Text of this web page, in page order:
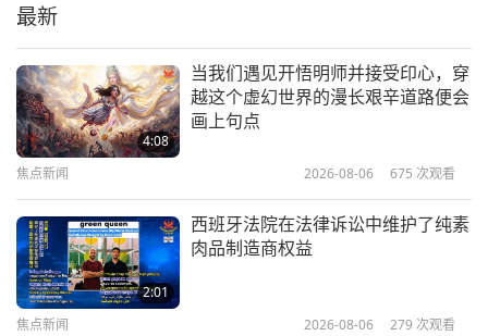
光中…）是。（我感觉我…）不过很快乐，对吗？
（所有的感受…）噢，所有的感受…（悲伤、快
乐…）混在一起。（…恐惧，但全都混在…）全都混
在一起，百感交集。（百感交集，夹杂着很强烈的情
感。）啊！但是…（从此以后，每当这种情况发生
时，我就有点害怕…）害怕？噢，不要怕，不要怕。
（我不晓得。）你还活着，没有怎么样。（是，但每
次，对我来说…都太…）太强烈了。（对！）是，
是。但这又是习惯的问题，没事的。
诚挚的祝福（三集之一）
1996.07.22
魔罗之王分享物质世界的十条法则
最新
4:08
当我们遇见开悟明师并接受印心，穿
越这个虚幻世界的漫长艰辛道路便会
画上句点
焦点新闻 2026-08-06 675 次观看
2:01
西班牙法院在法律诉讼中维护了纯素
肉品制造商权益
焦点新闻 2026-08-06 279 次观看